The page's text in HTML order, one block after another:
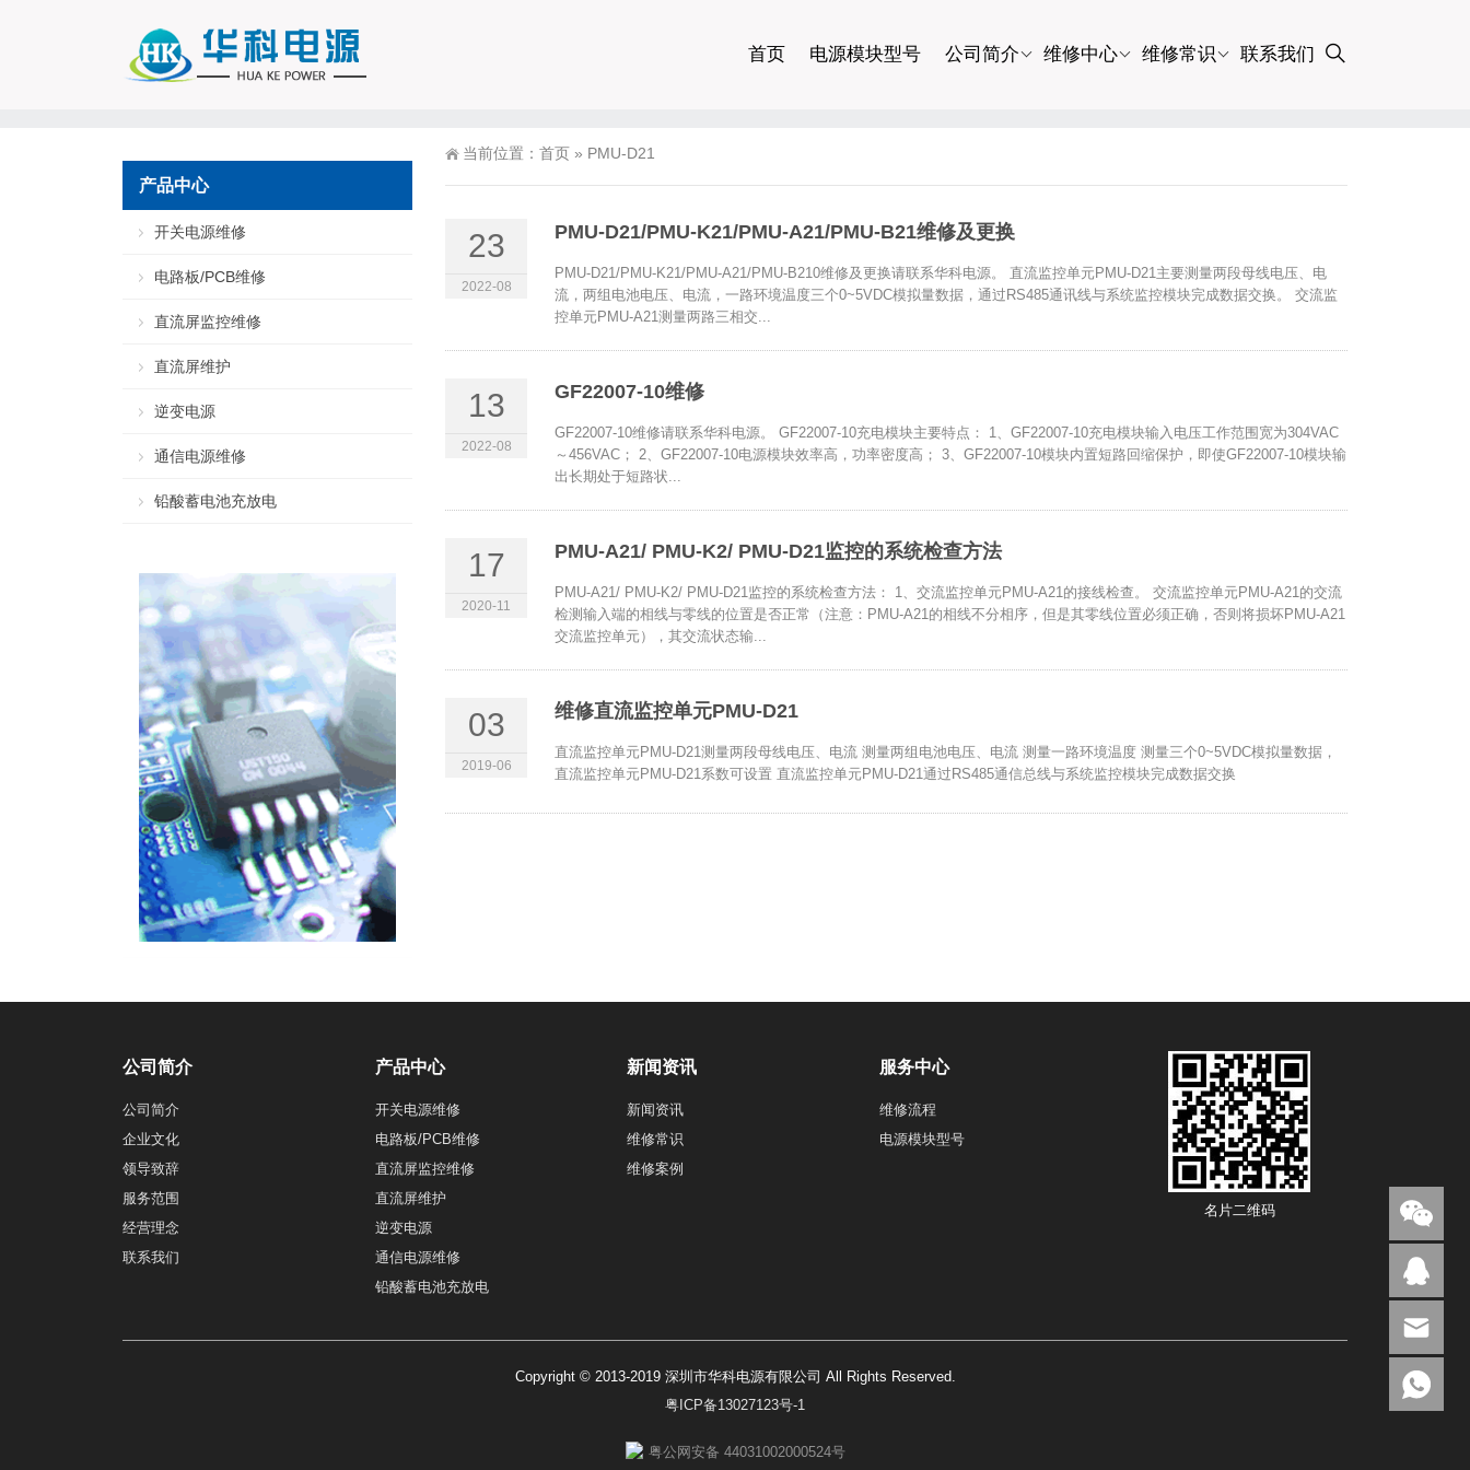
首页 电源模块型号 公司简介 维修中心 维修常识 联系我们
当前位置： 首页 » PMU-D21
23
2022-08
PMU-D21/PMU-K21/PMU-A21/PMU-B21维修及更换
PMU-D21/PMU-K21/PMU-A21/PMU-B210维修及更换请联系华科电源。 直流监控单元PMU-D21主要测量两段母线电压、电
流，两组电池电压、电流，一路环境温度三个0~5VDC模拟量数据，通过RS485通讯线与系统监控模块完成数据交换。 交流监
控单元PMU-A21测量两路三相交...
13
2022-08
GF22007-10维修
GF22007-10维修请联系华科电源。 GF22007-10充电模块主要特点： 1、GF22007-10充电模块输入电压工作范围宽为304VAC
～456VAC； 2、GF22007-10电源模块效率高，功率密度高； 3、GF22007-10模块内置短路回缩保护，即使GF22007-10模块输
出长期处于短路状...
17
2020-11
PMU-A21/ PMU-K2/ PMU-D21监控的系统检查方法
PMU-A21/ PMU-K2/ PMU-D21监控的系统检查方法： 1、交流监控单元PMU-A21的接线检查。 交流监控单元PMU-A21的交流
检测输入端的相线与零线的位置是否正常（注意：PMU-A21的相线不分相序，但是其零线位置必须正确，否则将损坏PMU-A21
交流监控单元），其交流状态输...
03
2019-06
维修直流监控单元PMU-D21
直流监控单元PMU-D21测量两段母线电压、电流 测量两组电池电压、电流 测量一路环境温度 测量三个0~5VDC模拟量数据，
直流监控单元PMU-D21系数可设置 直流监控单元PMU-D21通过RS485通信总线与系统监控模块完成数据交换
产品中心
开关电源维修
电路板/PCB维修
直流屏监控维修
直流屏维护
逆变电源
通信电源维修
铅酸蓄电池充放电
公司简介
公司简介
企业文化
领导致辞
服务范围
经营理念
联系我们
产品中心
开关电源维修
电路板/PCB维修
直流屏监控维修
直流屏维护
逆变电源
通信电源维修
铅酸蓄电池充放电
新闻资讯
新闻资讯
维修常识
维修案例
服务中心
维修流程
电源模块型号
名片二维码
Copyright © 2013-2019 深圳市华科电源有限公司 All Rights Reserved.
粤ICP备13027123号-1
粤公网安备 44031002000524号